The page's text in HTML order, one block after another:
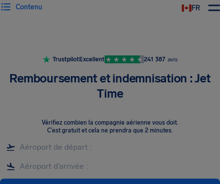
FR
Contenu
TrustpilotExcellent 241 387 avis
Remboursement et indemnisation : Jet
Time
Vérifiez combien la compagnie aérienne vous doit.
C’est gratuit et cela ne prendra que 2 minutes.